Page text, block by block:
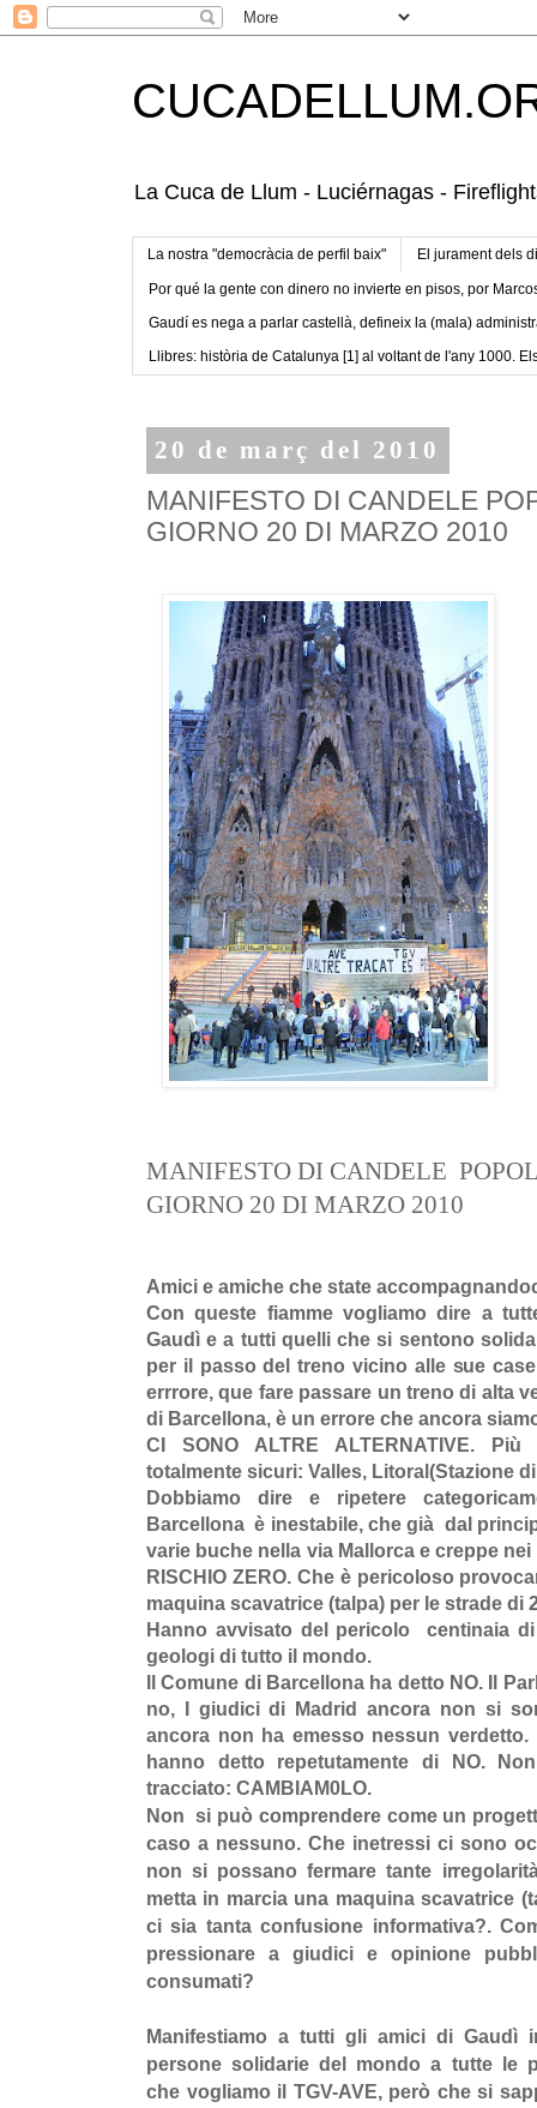
La Cuca de Llum - Luciérnagas -
La nostra "democràcia de perfil baix" El jurament dels
Por qué la gente con dinero no invierte en pisos, por
Gaudí es nega a parlar castellà, defineix la (mala)
Llibres: història de Catalunya [1] al voltant de l'any 1000.
20 de març del 2010
MANIFESTO DI CANDELE
GIORNO 20 DI MARZO 2010
MANIFESTO DI CANDELE
GIORNO 20 DI MARZO 2010
Amici e amiche che state
Con queste fiamme vogliamo dire a
Gaudì e a tutti quelli che si sentono
per il passo del treno vicino alle sue
errrore, que fare passare un treno di alta
di Barcellona, è un errore che ancora
CI SONO ALTRE ALTERNATIVE.
totalmente sicuri: Valles, Litoral(Stazione
Dobbiamo dire e ripetere
Barcellona è inestabile, che già dal
varie buche nella via Mallorca e creppe nei
RISCHIO ZERO. Che è pericoloso
maquina scavatrice (talpa) per le strade di
Hanno avvisato del pericolo centinaia
geologi di tutto il mondo.
Il Comune di Barcellona ha detto NO. Il
no, I giudici di Madrid ancora non si
ancora non ha emesso nessun
hanno detto repetutamente di NO.
tracciato: CAMBIAM0LO.
Non si può comprendere come un
caso a nessuno. Che inetressi ci sono
non si possano fermare tante
metta in marcia una maquina scavatrice
ci sia tanta confusione informativa?.
pressionare a giudici e opinione
consumati?
Manifestiamo a tutti gli amici di Gaudì
persone solidarie del mondo a tutte le
che vogliamo il TGV-AVE, però che si